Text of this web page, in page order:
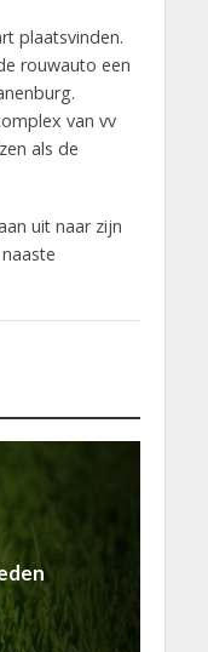
plaatsvinden.
rouwauto een
van vv
als de
uit naar zijn